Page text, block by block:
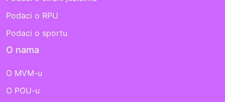
Podaci o RPU
Podaci o sportu
O nama
O MVM-u
O POU-u